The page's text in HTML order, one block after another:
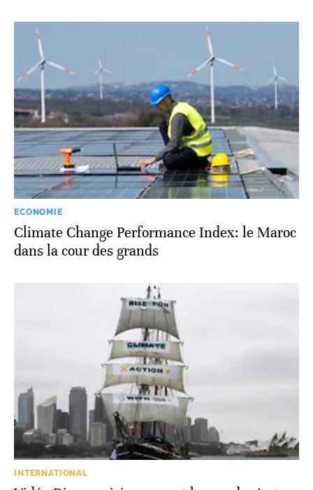
ECONOMIE
Climate Change Performance Index: le Maroc
dans la cour des grands
INTERNATIONAL